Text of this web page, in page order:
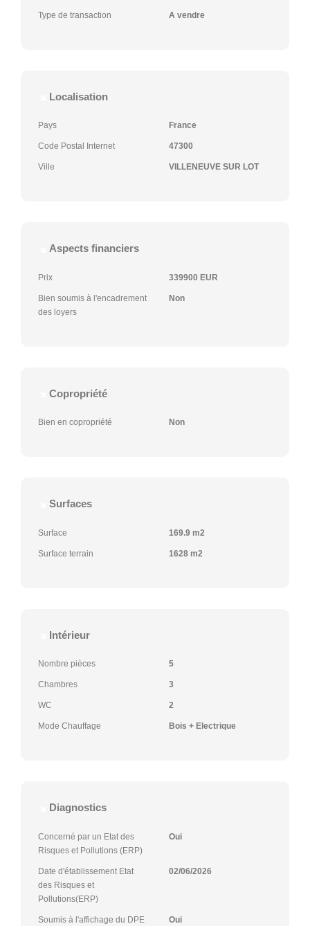
Type de transaction A vendre
Localisation
Pays France
Code Postal Internet 47300
Ville VILLENEUVE SUR LOT
Aspects financiers
Prix 339900 EUR
Bien soumis à l'encadrement
des loyers
Non
Copropriété
Bien en copropriété Non
Surfaces
Surface 169.9 m2
Surface terrain 1628 m2
Intérieur
Nombre pièces 5
Chambres 3
WC 2
Mode Chauffage Bois + Electrique
Diagnostics
Concerné par un Etat des
Risques et Pollutions (ERP)
Oui
Date d'établissement Etat
des Risques et
Pollutions(ERP)
02/06/2026
Soumis à l'affichage du DPE Oui